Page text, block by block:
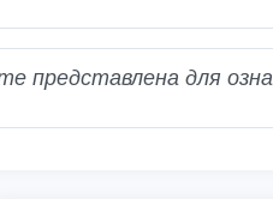
представлена для